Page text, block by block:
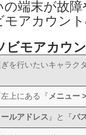
の端末が故
モアカウン
ビモアカウ
を行いたいキャラク
上にある『 メニュー
ールアドレス 』と『パ